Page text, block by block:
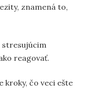
znamená to,
reagovať.
kroky, čo veci ešte